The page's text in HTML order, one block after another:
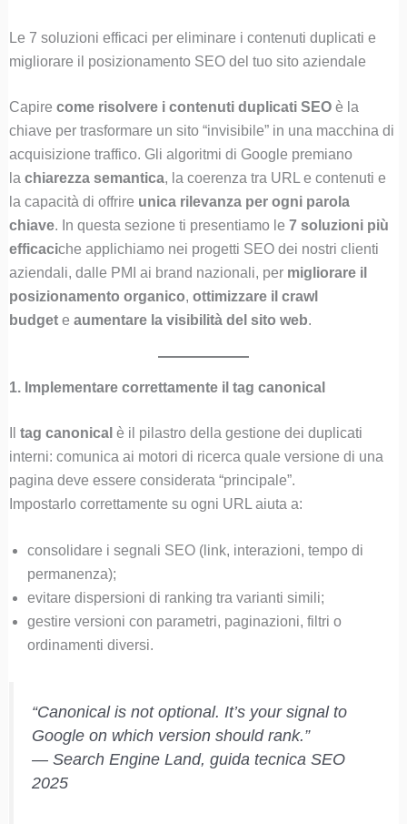
Le 7 soluzioni efficaci per eliminare i contenuti duplicati e
migliorare il posizionamento SEO del tuo sito aziendale
Capire come risolvere i contenuti duplicati SEOè la
chiave per trasformare un sito “invisibile” in una macchina di
acquisizione traffico. Gli algoritmi di Google premiano
la chiarezza semantica, la coerenza tra URL e contenuti e
la capacità di offrire unica rilevanza per ogni parola
chiave. In questa sezione ti presentiamo le 7 soluzioni più
efficaciche applichiamo nei progetti SEO dei nostri clienti
aziendali, dalle PMI ai brand nazionali, per migliorare il
posizionamento organico, ottimizzare il crawl
budgete aumentare la visibilità del sito web.
1. Implementare correttamente il tag canonical
tag canonical è il pilastro della gestione dei duplicati
interni: comunica ai motori di ricerca quale versione di una
pagina deve essere considerata “principale”.
Impostarlo correttamente su ogni URL aiuta a:
consolidare i segnali SEO (link, interazioni, tempo di
permanenza);
evitare dispersioni di ranking tra varianti simili;
gestire versioni con parametri, paginazioni, filtri o
ordinamenti diversi.
“Canonical is not optional. It’s your signal to
Google on which version should rank.”
— Search Engine Land, guida tecnica SEO
2025